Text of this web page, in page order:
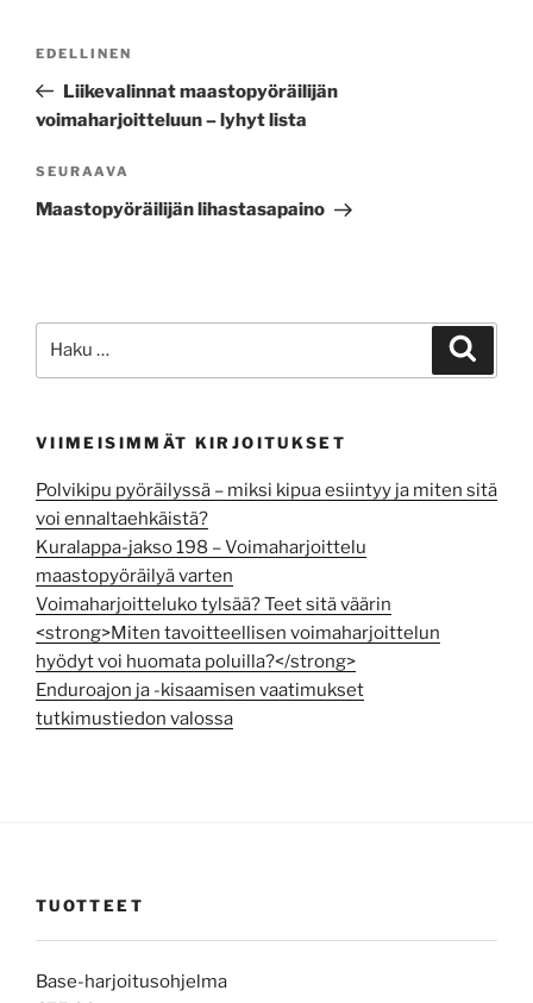
Edellinen
artikkeli
EDELLINEN
Liikevalinnat maastopyöräilijän
voimaharjoitteluun – lyhyt lista
Seuraava
artikkeli
SEURAAVA
Maastopyöräilijän lihastasapaino
VIIMEISIMMÄT KIRJOITUKSET
Polvikipu pyöräilyssä – miksi kipua esiintyy ja miten sitä
voi ennaltaehkäistä?
Kuralappa-jakso 198 – Voimaharjoittelu
maastopyöräilyä varten
Voimaharjoitteluko tylsää? Teet sitä väärin
<strong>Miten tavoitteellisen voimaharjoittelun
hyödyt voi huomata poluilla?</strong>
Enduroajon ja -kisaamisen vaatimukset
tutkimustiedon valossa
TUOTTEET
Base-harjoitusohjelma